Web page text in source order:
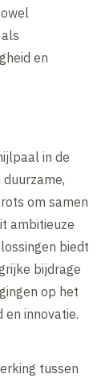
en
in de
om samen
ambitieuze
biedt
bijdrage
op het
en innovatie.
tussen